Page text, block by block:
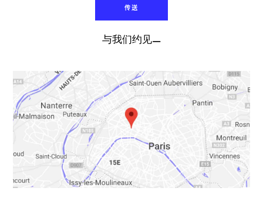
与我们约见